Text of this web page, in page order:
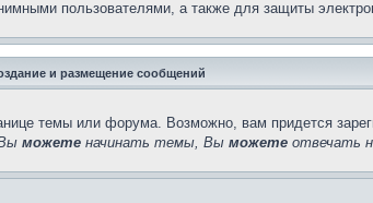
пользователями, а также для защиты
и размещение сообщений
темы или форума. Возможно, вам придется
можете начинать темы, Вы можете отвечать